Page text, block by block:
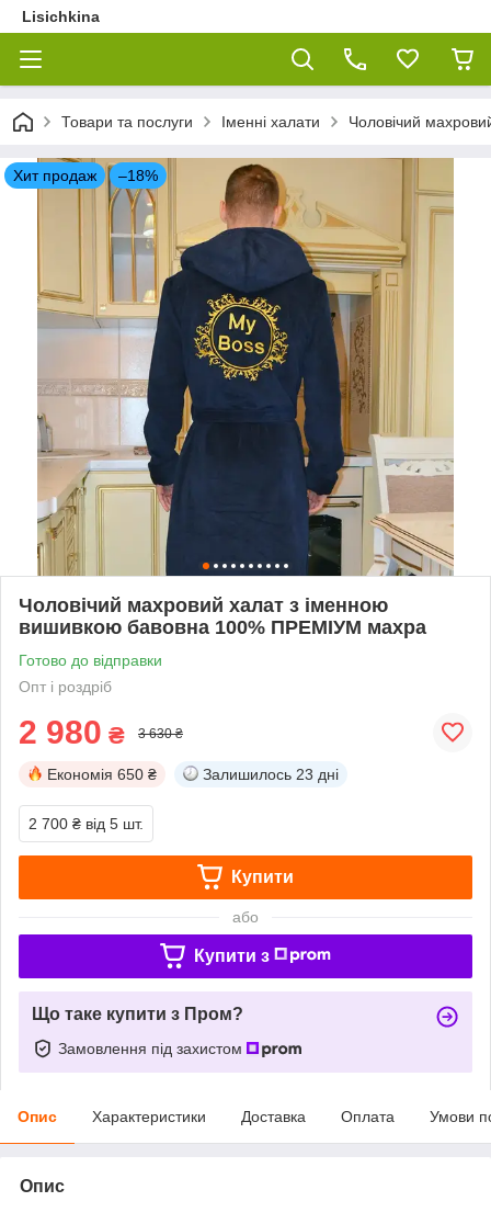
Lisichkina
Товари та послуги Іменні халати Чоловічий
Хит продаж –18%
Чоловічий махровий халат з іменною
вишивкою бавовна 100% ПРЕМІУМ махра
Готово до відправки
Опт і роздріб
2 980 ₴ 3 630 ₴
Економія 650 ₴ Залишилось 23 дні
2 700 ₴ від 5 шт.
Купити
або
Купити з
Що таке купити з Пром?
Замовлення під захистом
Опис Характеристики Доставка Оплата Умови
Опис